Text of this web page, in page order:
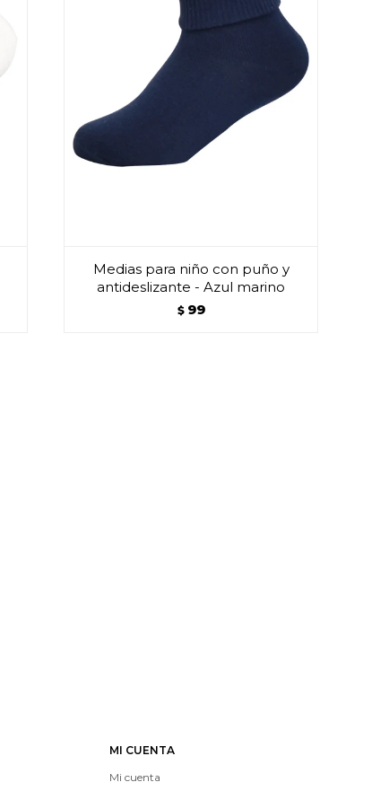
Medias para niño con puño y
antideslizante - Azul marino
$ 99
MI CUENTA
Mi cuenta